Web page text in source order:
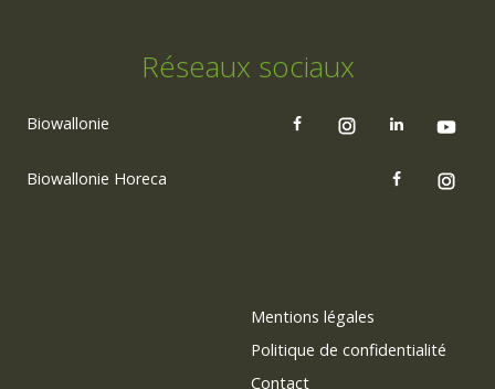
Réseaux sociaux
Biowallonie
Biowallonie Horeca
Mentions légales
Politique de confidentialité
Contact